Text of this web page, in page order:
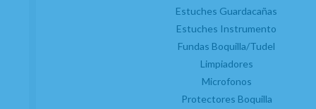
Estuches Guardacañas
Estuches Instrumento
Fundas Boquilla/Tudel
Limpiadores
Microfonos
Protectores Boquilla